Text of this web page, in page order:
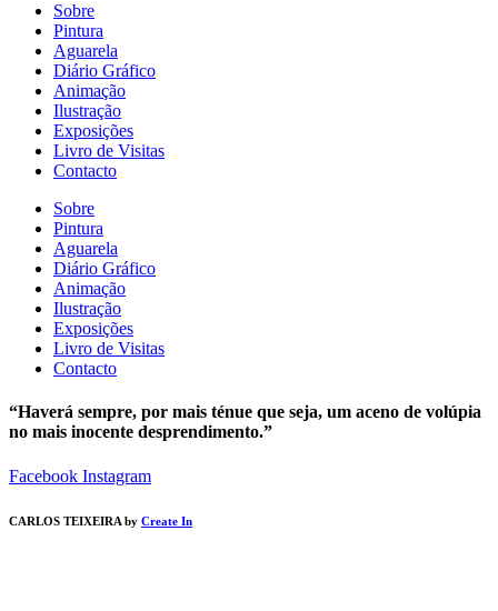
Sobre
Pintura
Aguarela
Diário Gráfico
Animação
Ilustração
Exposições
Livro de Visitas
Contacto
Sobre
Pintura
Aguarela
Diário Gráfico
Animação
Ilustração
Exposições
Livro de Visitas
Contacto
“Haverá sempre, por mais ténue que seja, um aceno de volúpia
no mais inocente desprendimento.”
Facebook Instagram
CARLOS TEIXEIRA by Create In